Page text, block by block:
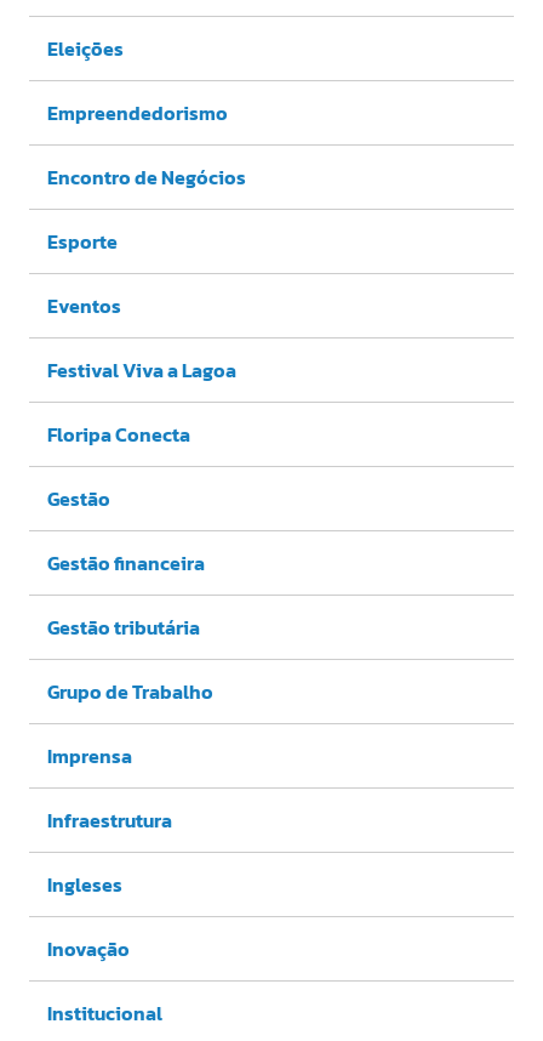
Eleições
Empreendedorismo
Encontro de Negócios
Esporte
Eventos
Festival Viva a Lagoa
Floripa Conecta
Gestão
Gestão financeira
Gestão tributária
Grupo de Trabalho
Imprensa
Infraestrutura
Ingleses
Inovação
Institucional